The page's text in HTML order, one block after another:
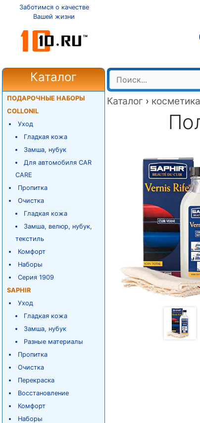
Заботимся о качестве
Вашей жизни
Каталог
ПОДАРОЧНЫЕ НАБОРЫ
COLLONIL
Уход
Гладкая кожа
Замша, нубук
Для автомобиля CAR
CARE
Пропитка
Очистка
Гладкая кожа
Замша, велюр, нубук,
текстиль
Комфорт
Наборы
Серия 1909
SAPHIR
Уход
Гладкая кожа
Замша, нубук
Разные материалы
Пропитка
Очистка
Перекраска
Восстановление
Комфорт
Наборы
Каталог ›